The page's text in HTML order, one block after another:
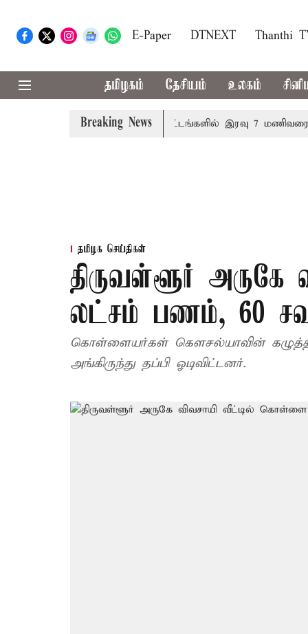
E-Paper DTNEXT Thanthi
தமிழகம் தேசியம் உலகம்
Breaking News
தனித்தீர்மானம் 23 மாவட்டங்களில் இரவு 7 மணிவரை
தமிழக செய்திகள்
திருவள்ளூர் அருகே
லட்சம் பணம், 60
கொள்ளையர்கள் கெளசல்யாவின் கழுத்திலிருந்த தாலிச்செயினையும்
அங்கிருந்து தப்பி ஓடிவிட்டனர்.